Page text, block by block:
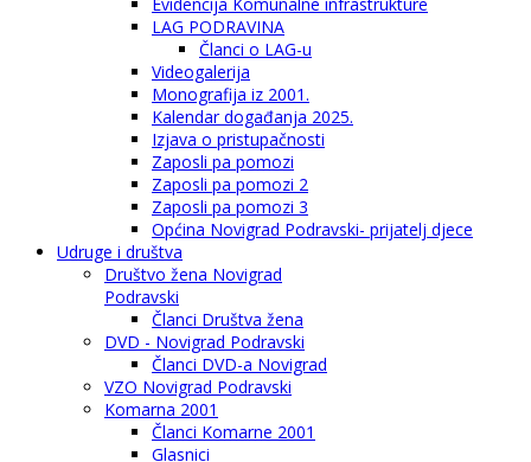
LAG PODRAVINA
Članci o LAG-u
Videogalerija
Monografija iz 2001.
Kalendar događanja 2025.
Izjava o pristupačnosti
Zaposli pa pomozi
Zaposli pa pomozi 2
Zaposli pa pomozi 3
Općina Novigrad Podravski- prijatelj djece
Udruge i društva
Društvo žena Novigrad
Podravski
Članci Društva žena
DVD - Novigrad Podravski
Članci DVD-a Novigrad
VZO Novigrad Podravski
Komarna 2001
Članci Komarne 2001
Glasnici